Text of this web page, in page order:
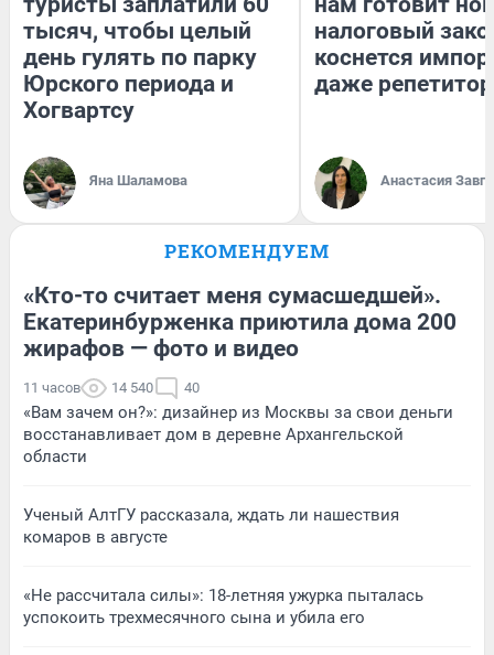
тысяч, чтобы целый
день гулять по парку
Юрского периода и
Хогвартсу
Яна Шаламова
налоговый
коснется
даже
Анастасия
РЕКОМЕНДУЕМ
«Кто-то считает меня сумасшедшей».
Екатеринбурженка приютила дома 200
жирафов — фото и видео
11 часов 14 540 40
«Вам зачем он?»: дизайнер из Москвы за свои деньги
восстанавливает дом в деревне Архангельской
области
Ученый АлтГУ рассказала, ждать ли нашествия
комаров в августе
«Не рассчитала силы»: 18-летняя ужурка пыталась
успокоить трехмесячного сына и убила его